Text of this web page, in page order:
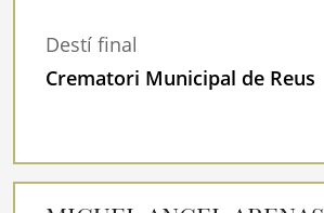
Destí final
Crematori Municipal de Reus